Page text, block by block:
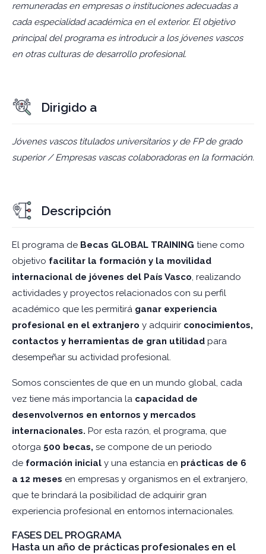
remuneradas en empresas o instituciones adecuadas a
cada especialidad académica en el exterior. El objetivo
principal del programa es introducir a los jóvenes vascos
en otras culturas de desarrollo profesional.
Dirigido a
Jóvenes vascos titulados universitarios y de FP de grado
superior / Empresas vascas colaboradoras en la formación.
Descripción
El programa de Becas GLOBAL TRAINING tiene como
objetivo facilitar la formación y la movilidad
internacional de jóvenes del País Vasco, realizando
actividades y proyectos relacionados con su perfil
académico que les permitirá ganar experiencia
profesional en el extranjero y adquirir conocimientos,
contactos y herramientas de gran utilidad para
desempeñar su actividad profesional.
Somos conscientes de que en un mundo global, cada
vez tiene más importancia la capacidad de
desenvolvernos en entornos y mercados
internacionales. Por esta razón, el programa, que
otorga 500 becas, se compone de un periodo
de formación inicial y una estancia en prácticas de 6
a 12 meses en empresas y organismos en el extranjero,
que te brindará la posibilidad de adquirir gran
experiencia profesional en entornos internacionales.
FASES DEL PROGRAMA
Hasta un año de prácticas profesionales en el